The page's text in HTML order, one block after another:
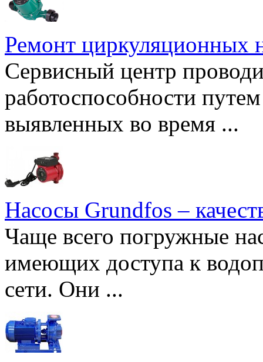
Ремонт циркуляционных
Сервисный центр
работоспособности
выявленных во время ...
Насосы Grundfos –
Чаще всего погружные
имеющих доступа к
сети. Они ...